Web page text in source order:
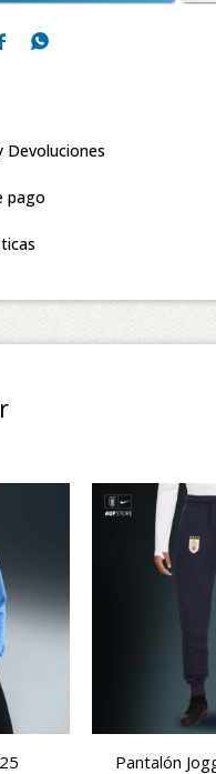

Devoluciones
pago
Pantalón